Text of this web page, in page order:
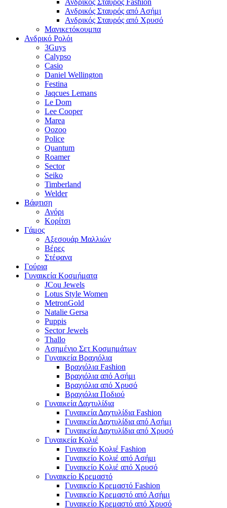
Ανδρικός Σταυρός Fashion
Ανδρικός Σταυρός από Ασήμι
Ανδρικός Σταυρός από Χρυσό
Μανικετόκουμπα
Ανδρικό Ρολόι
3Guys
Calypso
Casio
Daniel Wellington
Festina
Jaqcues Lemans
Le Dom
Lee Cooper
Marea
Oozoo
Police
Quantum
Roamer
Sector
Seiko
Timberland
Welder
Βάφτιση
Αγόρι
Κορίτσι
Γάμος
Αξεσουάρ Μαλλιών
Βέρες
Στέφανα
Γούρια
Γυναικεία Κοσμήματα
JCou Jewels
Lotus Style Women
MetronGold
Natalie Gersa
Puppis
Sector Jewels
Thallo
Ασημένιο Σετ Κοσμημάτων
Γυναικεία Βραχιόλια
Βραχιόλια Fashion
Βραχιόλια από Ασήμι
Βραχιόλια από Χρυσό
Βραχιόλια Ποδιού
Γυναικεία Δαχτυλίδια
Γυναικεία Δαχτυλίδια Fashion
Γυναικεία Δαχτυλίδια από Ασήμι
Γυναικεία Δαχτυλίδια από Χρυσό
Γυναικεία Κολιέ
Γυναικείο Κολιέ Fashion
Γυναικείο Κολιέ από Ασήμι
Γυναικείο Κολιέ από Χρυσό
Γυναικείο Κρεμαστό
Γυναικείο Κρεμαστό Fashion
Γυναικείο Κρεμαστό από Ασήμι
Γυναικείο Κρεμαστό από Χρυσό